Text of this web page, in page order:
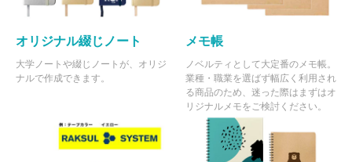
オリジナル綴じノート
大学ノートや綴じノートが、オリジ
ナルで作成できます。
メモ帳
ノベルティとして大定番のメモ帳。
業種・職業を選ばず幅広く利用され
る商品のため、迷った際はまずはオ
リジナルメモをご検討ください。